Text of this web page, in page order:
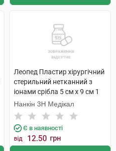
Леопед Пластир хірургічний
стерильний нетканний з
іонами срібла 5 см х 9 см 1
шт
Нанкін 3H Медікал
Є в наявності
від 12.50 грн